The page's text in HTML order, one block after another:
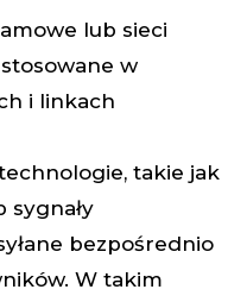
lub sieci
w
i linkach
takie jak
sygnały
bezpośrednio
W takim